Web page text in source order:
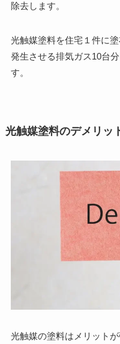
除去します。
光触媒塗料を住宅１件に
発生させる排気ガス10台
す。
光触媒塗料のデメリッ
光触媒の塗料はメリット